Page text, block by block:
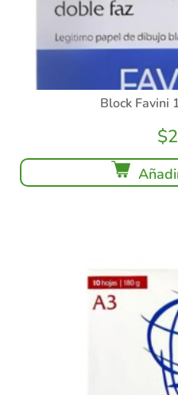
Block Favini
$